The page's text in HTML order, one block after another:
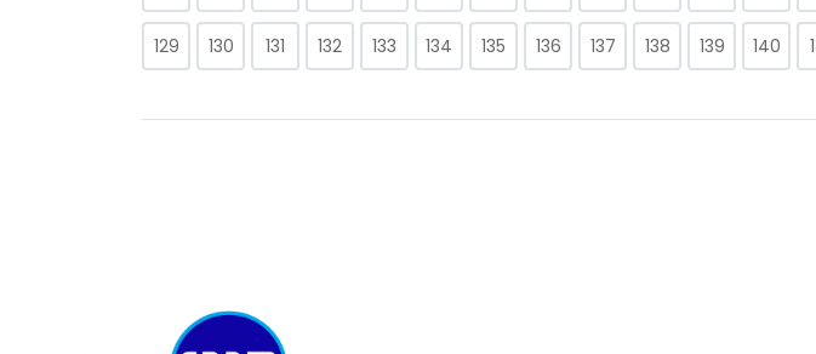
129 130 131 132 133 134 135 136 137 138 139 140